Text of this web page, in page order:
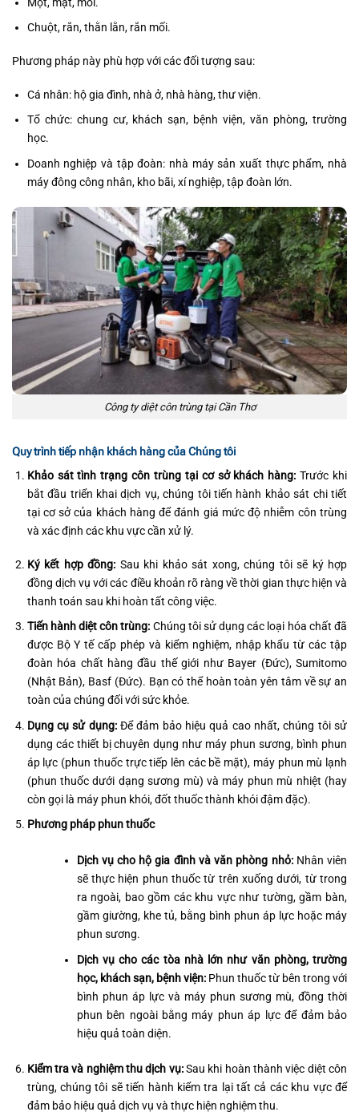
Chuột, rắn, thằn lằn, rắn mối.
Phương pháp này phù hợp với các đối tượng sau:
Cá nhân: hộ gia đình, nhà ở, nhà hàng, thư viện.
Tổ chức: chung cư, khách sạn, bệnh viện, văn phòng, trường
học.
Doanh nghiệp và tập đoàn: nhà máy sản xuất thực phẩm, nhà
máy đông công nhân, kho bãi, xí nghiệp, tập đoàn lớn.
Công ty diệt côn trùng tại Cần Thơ
Quy trình tiếp nhận khách hàng của Chúng tôi
Khảo sát tình trạng côn trùng tại cơ sở khách hàng:Trước khi
bắt đầu triển khai dịch vụ, chúng tôi tiến hành khảo sát chi tiết
tại cơ sở của khách hàng để đánh giá mức độ nhiễm côn trùng
và xác định các khu vực cần xử lý.
Ký kết hợp đồng: Sau khi khảo sát xong, chúng tôi sẽ ký hợp
đồng dịch vụ với các điều khoản rõ ràng về thời gian thực hiện và
thanh toán sau khi hoàn tất công việc.
Tiến hành diệt côn trùng: Chúng tôi sử dụng các loại hóa chất đã
được Bộ Y tế cấp phép và kiểm nghiệm, nhập khẩu từ các tập
đoàn hóa chất hàng đầu thế giới như Bayer (Đức), Sumitomo
(Nhật Bản), Basf (Đức). Bạn có thể hoàn toàn yên tâm về sự an
toàn của chúng đối với sức khỏe.
Dụng cụ sử dụng:Để đảm bảo hiệu quả cao nhất, chúng tôi sử
dụng các thiết bị chuyên dụng như máy phun sương, bình phun
áp lực (phun thuốc trực tiếp lên các bề mặt), máy phun mù lạnh
(phun thuốc dưới dạng sương mù) và máy phun mù nhiệt (hay
còn gọi là máy phun khói, đốt thuốc thành khói đậm đặc).
Phương pháp phun thuốc
Dịch vụ cho hộ gia đình và văn phòng nhỏ:Nhân viên
sẽ thực hiện phun thuốc từ trên xuống dưới, từ trong
ra ngoài, bao gồm các khu vực như tường, gầm bàn,
gầm giường, khe tủ, bằng bình phun áp lực hoặc máy
phun sương.
Dịch vụ cho các tòa nhà lớn như văn phòng, trường
học, khách sạn, bệnh viện:Phun thuốc từ bên trong với
bình phun áp lực và máy phun sương mù, đồng thời
phun bên ngoài bằng máy phun áp lực để đảm bảo
hiệu quả toàn diện.
Kiểm tra và nghiệm thu dịch vụ:Sau khi hoàn thành việc diệt côn
trùng, chúng tôi sẽ tiến hành kiểm tra lại tất cả các khu vực để
đảm bảo hiệu quả dịch vụ và thực hiện nghiệm thu.